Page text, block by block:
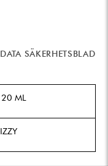
DATA SÄKERHETSBLAD
ML